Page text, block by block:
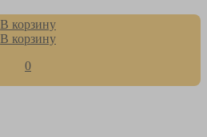
В корзину
В корзину
0